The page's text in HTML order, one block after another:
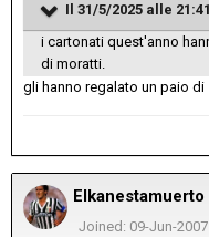
Il 31/5/2025 alle
i cartonati quest'anno
di moratti.
gli hanno regalato un paio
Elkanestamuerto
Joined: 09-Jun-2007